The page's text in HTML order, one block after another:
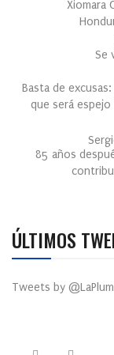
Xiomara
Se
Basta de
que será
85 años
ÚLTIMOS
Tweets by